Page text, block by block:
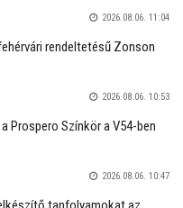
2026.08.06. 11:04
rendeltetésű Zonson
2026.08.06. 10:53
Prospero Színkör a V54-ben
2026.08.06. 10:47